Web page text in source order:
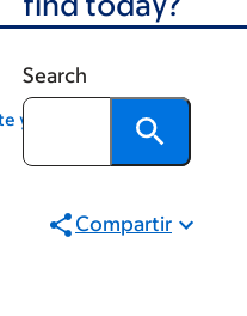
Search
y la comunidad
Compartir